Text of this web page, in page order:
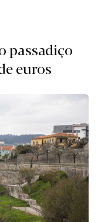
passadiço
euros